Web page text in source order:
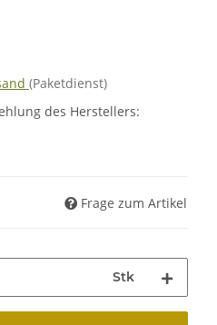
(Paketdienst)
des Herstellers:
Frage zum Artikel
Stk